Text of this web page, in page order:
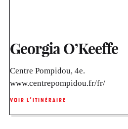
Georgia O’Keeffe
Centre Pompidou, 4e.
www.centrepompidou.fr/fr/
VOIR L’ITINÉRAIRE